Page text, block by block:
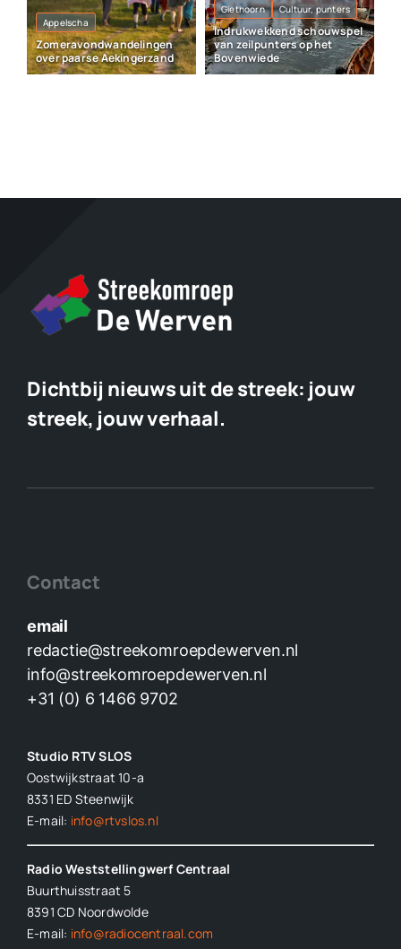
Appelscha
Zomeravondwandelingen
over paarse Aekingerzand
Giethoorn Cultuur, punters
Indrukwekkend schouwspel
van zeilpunters op het
Bovenwiede
Dichtbij nieuws uit de streek: jouw
streek, jouw verhaal.
Contact
email
redactie@streekomroepdewerven.nl
info@streekomroepdewerven.nl
+31 (0) 6 1466 9702
Studio RTV SLOS
Oostwijkstraat 10-a
8331 ED Steenwijk
E-mail: info@rtvslos.nl
Radio Weststellingwerf Centraal
Buurthuisstraat 5
8391 CD Noordwolde
E-mail: info@radiocentraal.com